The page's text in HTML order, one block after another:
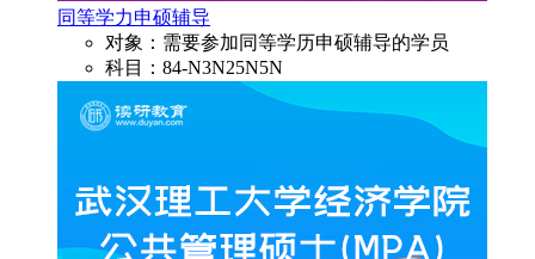
同等学力申硕辅导
对象：需要参加同等学历申硕辅导的学员
科目：84-N3N25N5N